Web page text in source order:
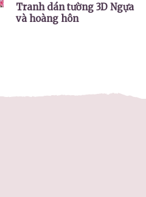
Tranh dán tường 3D Ngựa
và hoàng hôn